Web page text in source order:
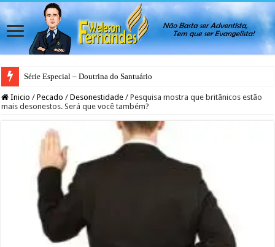
Série Especial – Doutrina do Santuário
Inicio / Pecado / Desonestidade / Pesquisa mostra que britânicos estão
mais desonestos. Será que você também?